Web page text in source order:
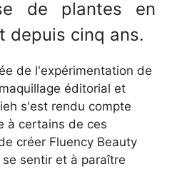
de plantes en
depuis cinq ans.
de l'expérimentation de
éditorial et
s'est rendu compte
à certains de ces
créer Fluency Beauty
sentir et à paraître